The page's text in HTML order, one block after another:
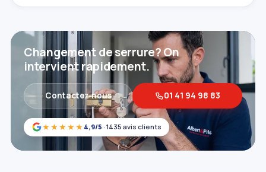
★★★★★ 4,9/5 · 1435 avis clients
Changement de serrure? On
intervient rapidement.
Contactez‑nous 01 41 94 98 83